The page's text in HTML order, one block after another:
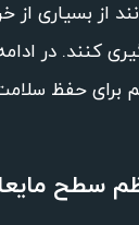
از بسیاری از
کنند. در
برای حفظ
سطح